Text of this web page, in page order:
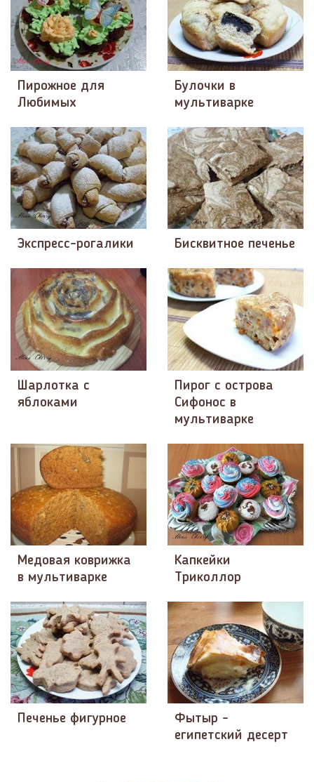
Пирожное для
Любимых
Булочки в
мультиварке
Экспресс-рогалики Бисквитное печенье
Шарлотка с
яблоками
Пирог с острова
Сифонос в
мультиварке
Медовая коврижка
в мультиварке
Капкейки
Триколлор
Печенье фигурное
Фытыр -
египетский десерт